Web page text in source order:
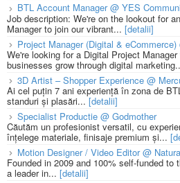
BTL Account Manager @ YES
Job description: We're on the lookout for
Manager to join our vibrant... [detalii]
Project Manager (Digital &
We're looking for a Digital Project
businesses grow through digital
3D Artist – Shopper Experience @
Ai cel puțin 7 ani experiență în zona de
standuri și plasări...[detalii]
Specialist Productie @ Godmother
Căutăm un profesionist versatil, cu
înțelege materiale, finisaje premium și...
Motion Designer / Video Editor @
Founded in 2009 and 100% self-funded to
a leader in... [detalii]